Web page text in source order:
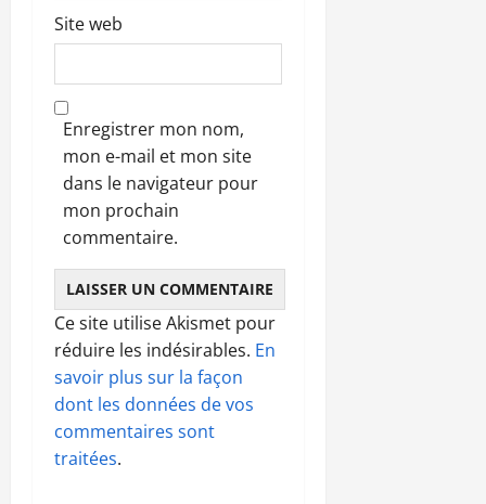
Site web
Enregistrer mon nom,
mon e-mail et mon site
dans le navigateur pour
mon prochain
commentaire.
Ce site utilise Akismet pour
réduire les indésirables. En
savoir plus sur la façon
dont les données de vos
commentaires sont
traitées.